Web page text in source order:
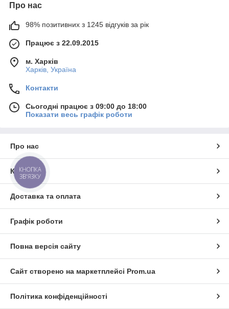
Про нас
98% позитивних з 1245 відгуків за рік
Працює з 22.09.2015
м. Харків
Харків, Україна
Контакти
Сьогодні працює з 09:00 до 18:00
Показати весь графік роботи
Про нас
Контакти
Доставка та оплата
Графік роботи
Повна версія сайту
Сайт створено на маркетплейсі Prom.ua
Політика конфіденційності
КНОПКА
ЗВ'ЯЗКУ